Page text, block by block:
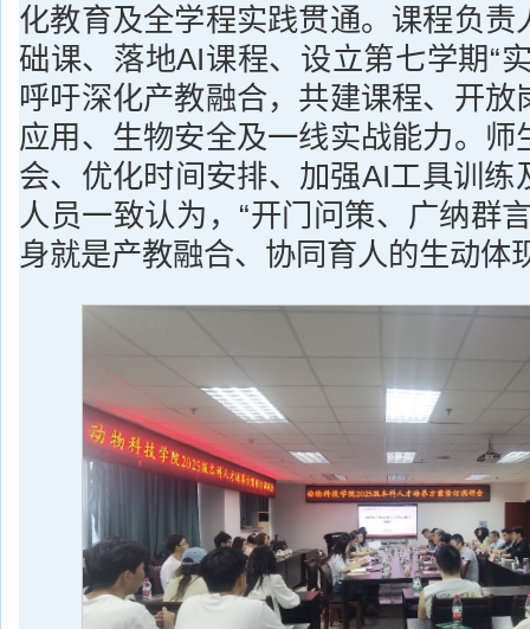
化教育及全学程实践贯通。课程负责
础课、落地AI课程、设立第七学期“
呼吁深化产教融合，共建课程、开放
应用、生物安全及一线实战能力。师
会、优化时间安排、加强AI工具训练
人员一致认为，“开门问策、广纳群
身就是产教融合、协同育人的生动体